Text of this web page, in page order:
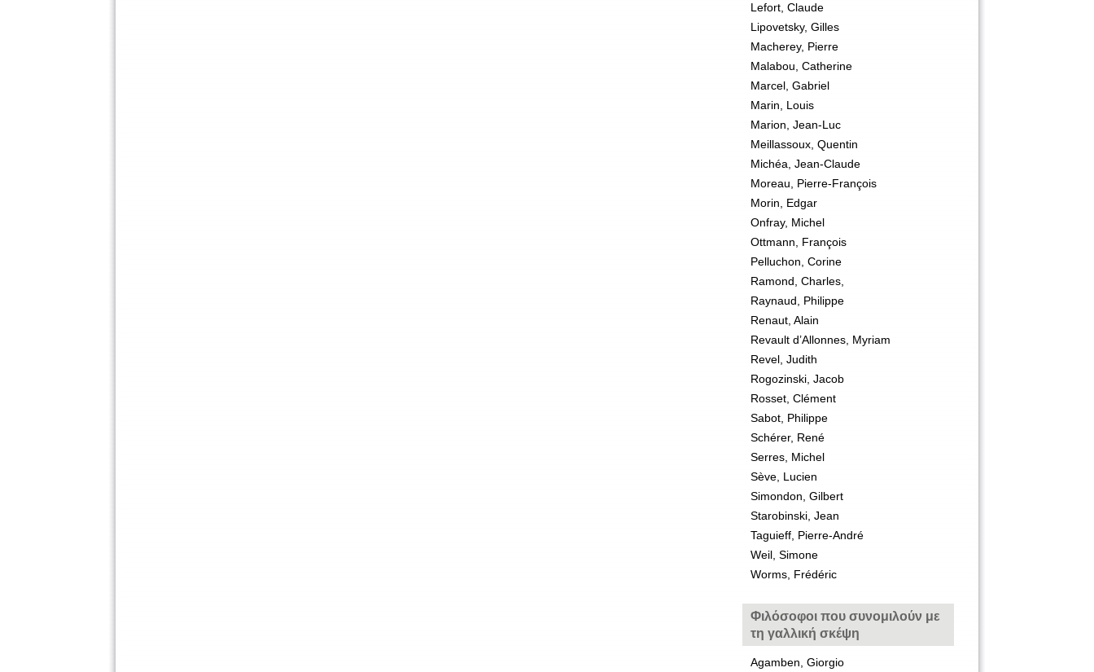
Lefort, Claude
Lipovetsky, Gilles
Macherey, Pierre
Malabou, Catherine
Marcel, Gabriel
Marin, Louis
Marion, Jean-Luc
Meillassoux, Quentin
Michéa, Jean-Claude
Moreau, Pierre-François
Morin, Edgar
Onfray, Michel
Ottmann, François
Pelluchon, Corine
Ramond, Charles,
Raynaud, Philippe
Renaut, Alain
Revault d’Allonnes, Myriam
Revel, Judith
Rogozinski, Jacob
Rosset, Clément
Sabot, Philippe
Schérer, René
Serres, Michel
Sève, Lucien
Simondon, Gilbert
Starobinski, Jean
Taguieff, Pierre-André
Weil, Simone
Worms, Frédéric
Φιλόσοφοι που συνομιλούν με
τη γαλλική σκέψη
Agamben, Giorgio